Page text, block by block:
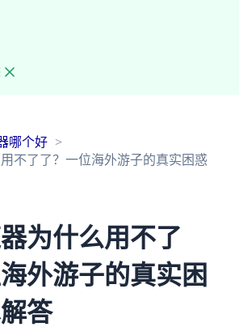
哪个好
不了了？一位海外游子的真实困惑
为什么用不了
海外游子的真实困
答